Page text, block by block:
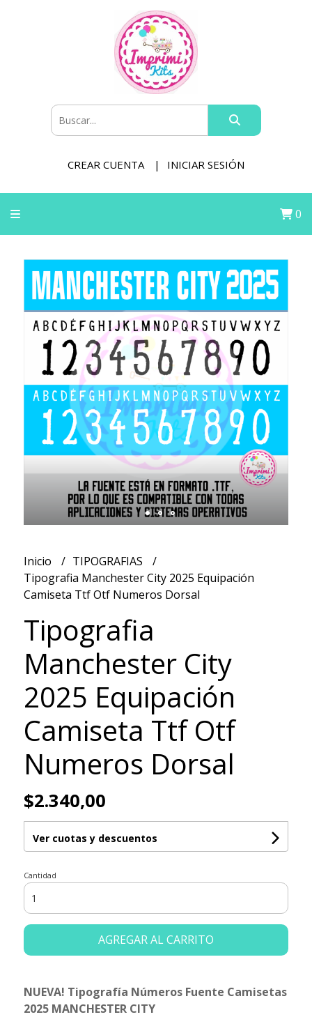
CREAR CUENTA INICIAR SESIÓN
0
Inicio
TIPOGRAFIAS
Tipografia Manchester City 2025 Equipación
Camiseta Ttf Otf Numeros Dorsal
Tipografia
Manchester City
2025 Equipación
Camiseta Ttf Otf
Numeros Dorsal
$2.340,00
Ver cuotas y descuentos
Cantidad
AGREGAR AL CARRITO
NUEVA! Tipografía Números Fuente Camisetas
2025 MANCHESTER CITY